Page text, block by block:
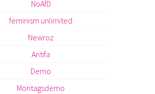
NoAfD
feminism unlimited
Newroz
Antifa
Demo
Montagsdemo